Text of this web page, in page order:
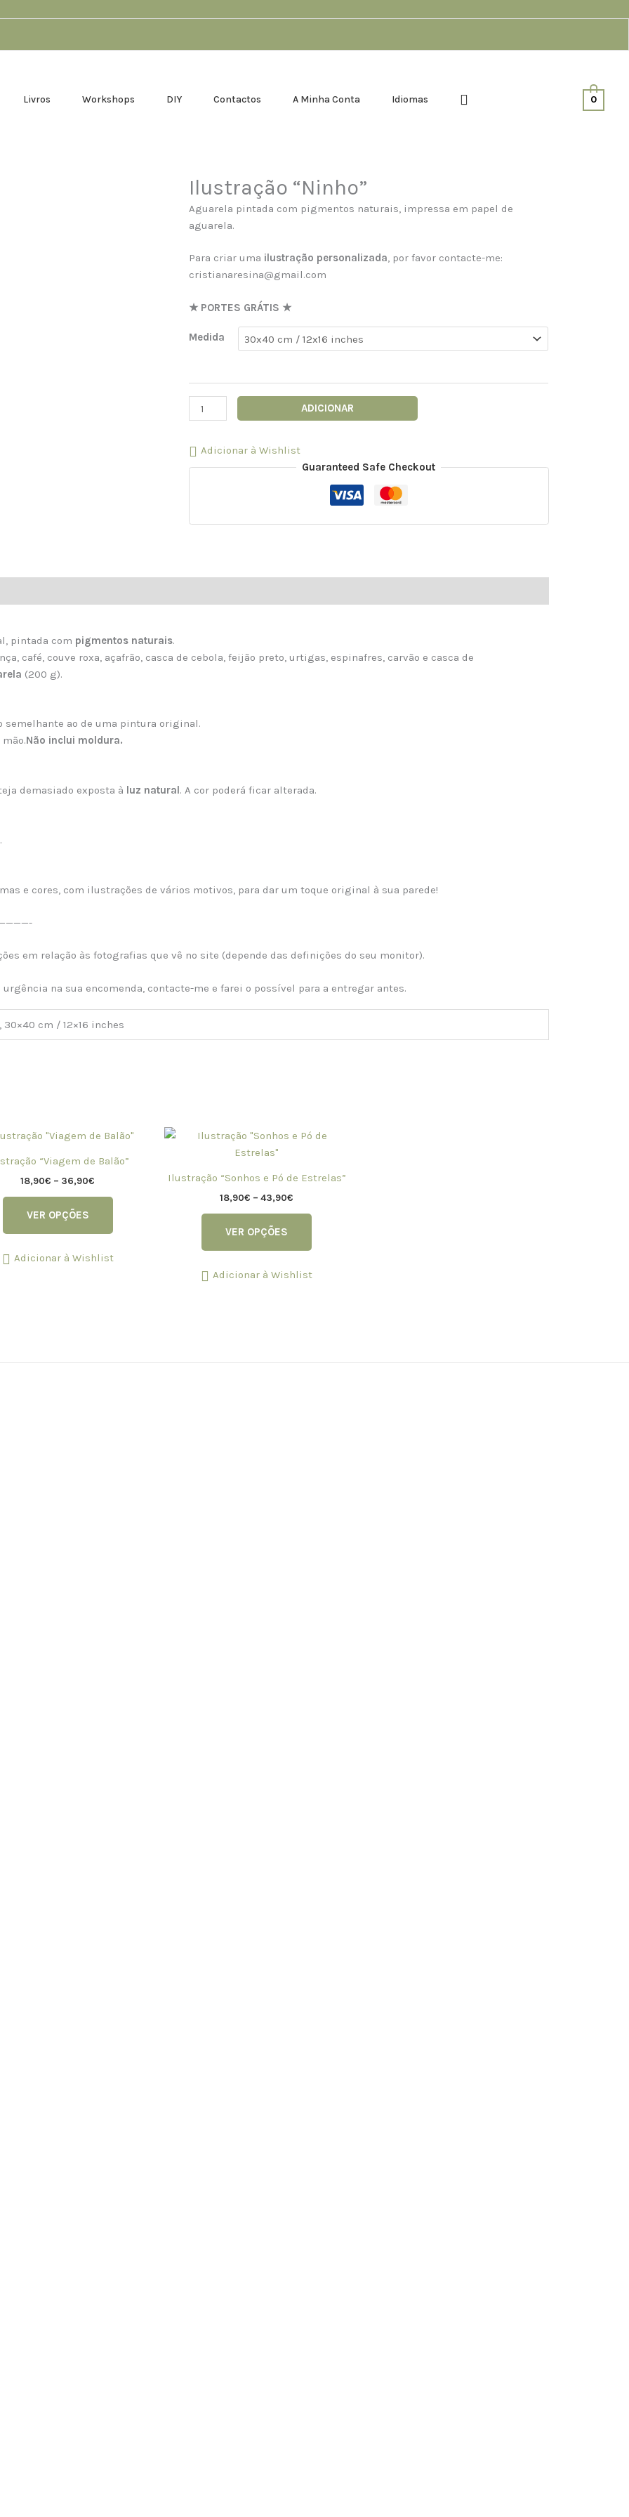
Livros Workshops DIY Contactos A Minha Conta Idiomas 0
Ilustração “Ninho”
Aguarela pintada com pigmentos naturais, impressa em papel de
aguarela.
Para criar uma ilustração personalizada, por favor contacte-me:
cristianaresina@gmail.com
★ PORTES GRÁTIS ★
Medida
Quantidade
Ilustração
"Ninho"
ADICIONAR
Adicionar à Wishlist
Guaranteed Safe Checkout
pintada com pigmentos naturais.
café, couve roxa, açafrão, casca de cebola, feijão preto, urtigas, espinafres, carvão e casca de
(200 g).
semelhante ao de uma pintura original.
Não inclui moldura.
demasiado exposta à luz natural. A cor poderá ficar alterada.
.
e cores, com ilustrações de vários motivos, para dar um toque original à sua parede!
em relação às fotografias que vê no site (depende das definições do seu monitor).
na sua encomenda, contacte-me e farei o possível para a entregar antes.
cm / 12×16 inches
“Viagem de Balão”
18,90€ – 36,90€
Price
18,90€
VER OPÇÕES
This
has
variants.
options
Adicionar à Wishlist
Ilustração “Sonhos e Pó de Estrelas”
18,90€ – 43,90€
Price
43,90€
VER OPÇÕES
This
multiple
The
may
Adicionar à Wishlist